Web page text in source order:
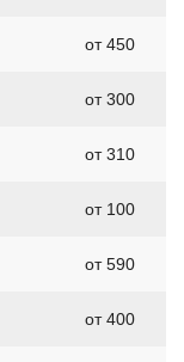
от 450
от 300
от 310
от 100
от 590
от 400